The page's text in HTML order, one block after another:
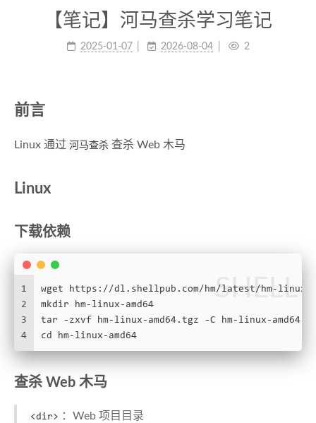
【笔记】河马查杀学习笔记
2025-01-07 2026-08-04 2
前言
Linux 通过 河马查杀 查杀 Web 木马
Linux
下载依赖
SHELL
1
2
3
4
wget https://dl.shellpub.com/hm/latest/hm-linux-
mkdir hm-linux-amd64
tar -zxvf hm-linux-amd64.tgz -C hm-linux-amd64
cd hm-linux-amd64
查杀 Web 木马
<dir> ：Web 项目目录